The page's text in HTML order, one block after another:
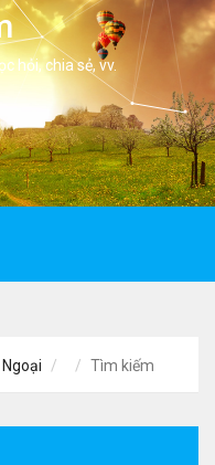
hỏi, chia sẻ, vv.
Tìm kiếm